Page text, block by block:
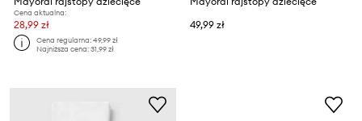
Cena aktualna:
28,99 zł
Cena regularna:49,99 zł
Najniższa cena:31,99 zł
49,99 zł